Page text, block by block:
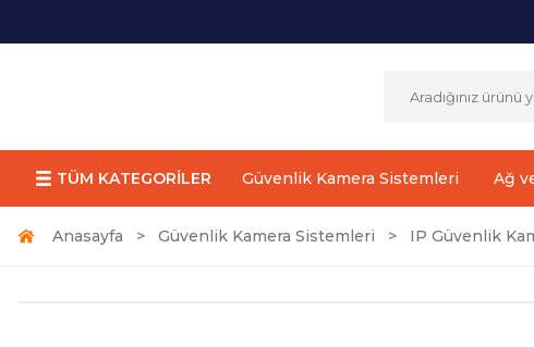
TÜM KATEGORİLER Güvenlik Kamera Sistemleri Ağ
Anasayfa Güvenlik Kamera Sistemleri IP Güvenlik